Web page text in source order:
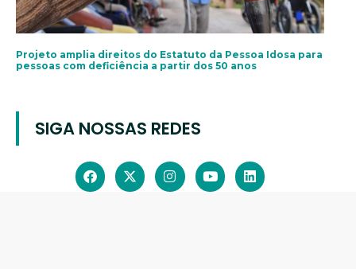
Projeto amplia direitos do Estatuto da Pessoa Idosa para
pessoas com deficiência a partir dos 50 anos
SIGA NOSSAS REDES